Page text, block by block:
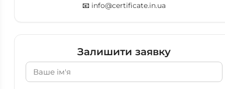
📧 info@certificate.in.ua
Залишити заявку